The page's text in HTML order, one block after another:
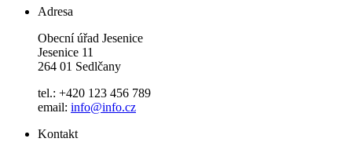
Adresa
Obecní úřad Jesenice
Jesenice 11
264 01 Sedlčany
tel.: +420 123 456 789
email: info@info.cz
Kontakt